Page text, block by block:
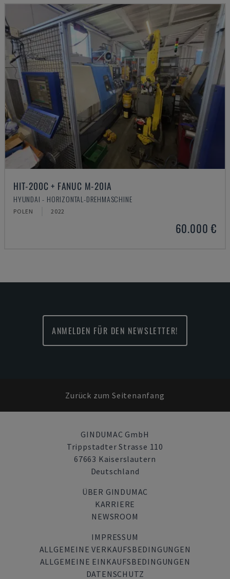
HIT-200C + FANUC M-20IA
HYUNDAI - HORIZONTAL-DREHMASCHINE
POLEN 2022
60.000 €
ANMELDEN FÜR DEN NEWSLETTER!
Zurück zum Seitenanfang
GINDUMAC GmbH
Trippstadter Strasse 110
67663 Kaiserslautern
Deutschland
ÜBER GINDUMAC
KARRIERE
NEWSROOM
IMPRESSUM
ALLGEMEINE VERKAUFSBEDINGUNGEN
ALLGEMEINE EINKAUFSBEDINGUNGEN
DATENSCHUTZ